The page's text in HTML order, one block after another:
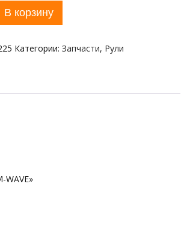
В корзину
Категории: Запчасти, Рули
WAVE»